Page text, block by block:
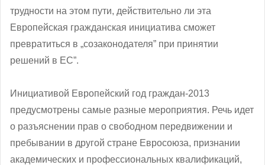
трудности на этом пути, действительно ли эта
Европейская гражданская инициатива сможет
превратиться в „созаконодателя” при принятии
решений в ЕС”.
Инициативой Европейский год граждан-2013
предусмотрены самые разные мероприятия. Речь идет
о разъяснении прав о свободном передвижении и
пребывании в другой стране Евросоюза, признании
академических и профессиональных квалификаций,